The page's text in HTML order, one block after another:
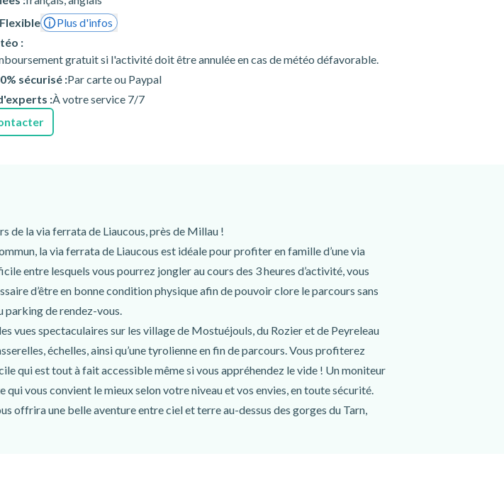
Plus d'infos
:
gratuit si l'activité doit être annulée en cas de météo défavorable.
sécurisé :Par carte ou Paypal
:À votre service 7/7
de la via ferrata de Liaucous, près de Millau !
la via ferrata de Liaucous est idéale pour profiter en famille d’une via
entre lesquels vous pourrez jongler au cours des 3 heures d’activité, vous
d’être en bonne condition physique afin de pouvoir clore le parcours sans
parking de rendez-vous.
vues spectaculaires sur les village de Mostuéjouls, du Rozier et de Peyreleau
échelles, ainsi qu’une tyrolienne en fin de parcours. Vous profiterez
qui est tout à fait accessible même si vous appréhendez le vide ! Un moniteur
vous convient le mieux selon votre niveau et vos envies, en toute sécurité.
offrira une belle aventure entre ciel et terre au-dessus des gorges du Tarn,